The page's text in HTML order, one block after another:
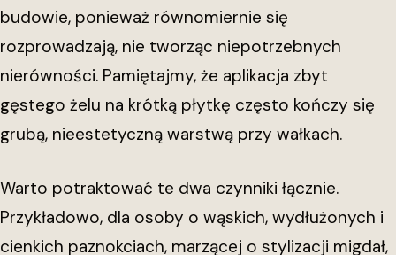
budowie, ponieważ równomiernie się
rozprowadzają, nie tworząc niepotrzebnych
nierówności. Pamiętajmy, że aplikacja zbyt
gęstego żelu na krótką płytkę często kończy się
grubą, nieestetyczną warstwą przy wałkach.
Warto potraktować te dwa czynniki łącznie.
Przykładowo, dla osoby o wąskich, wydłużonych i
cienkich paznokciach, marzącej o stylizacji migdał,